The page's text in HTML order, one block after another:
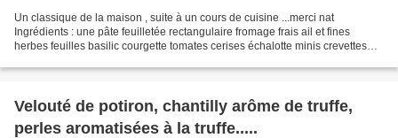
Un classique de la maison , suite à un cours de cuisine ...merci nat
Ingrédients : une pâte feuilletée rectangulaire fromage frais ail et fines
herbes feuilles basilic courgette tomates cerises échalotte minis crevettes
Velouté de potiron, chantilly arôme de truffe,
perles aromatisées à la truffe.....